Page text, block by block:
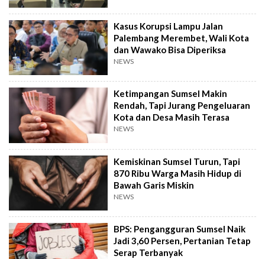
Kasus Korupsi Lampu Jalan
Palembang Merembet, Wali Kota
dan Wawako Bisa Diperiksa
NEWS
Ketimpangan Sumsel Makin
Rendah, Tapi Jurang Pengeluaran
Kota dan Desa Masih Terasa
NEWS
Kemiskinan Sumsel Turun, Tapi
870 Ribu Warga Masih Hidup di
Bawah Garis Miskin
NEWS
BPS: Pengangguran Sumsel Naik
Jadi 3,60 Persen, Pertanian Tetap
Serap Terbanyak